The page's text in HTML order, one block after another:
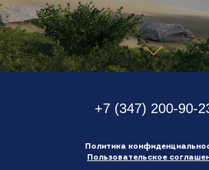
+7 (347) 200-90-
Политика
Пользовательское